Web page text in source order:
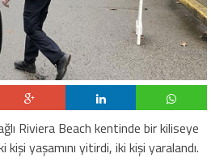
Riviera Beach kentinde bir kiliseye
kişi yaşamını yitirdi, iki kişi yaralandı.